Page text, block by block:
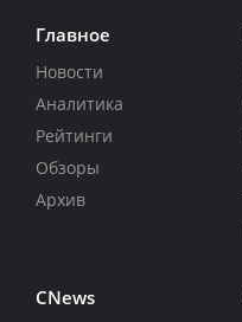
Главное
Новости
Аналитика
Рейтинги
Обзоры
Архив
CNews